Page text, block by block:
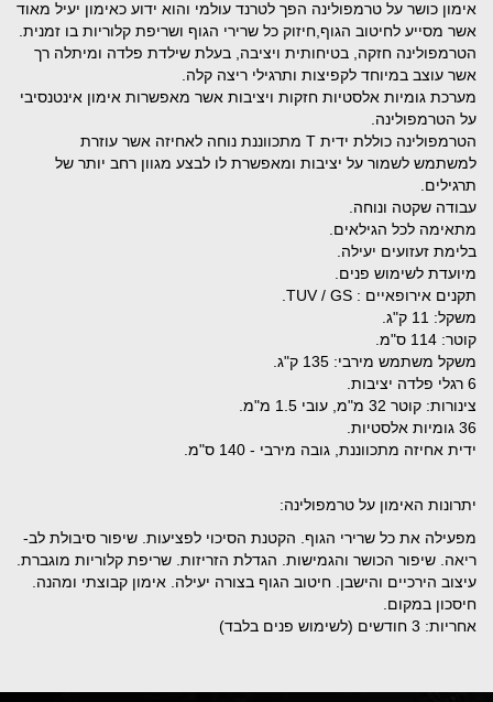
אימון כושר על טרמפולינה הפך לטרנד עולמי והוא ידוע כאימון יעיל מאוד
אשר מסייע לחיטוב הגוף,חיזוק כל שרירי הגוף ושריפת קלוריות בו זמנית.
הטרמפולינה חזקה, בטיחותית ויציבה, בעלת שילדת פלדה ומיתלה רך
אשר עוצב במיוחד לקפיצות ותרגילי ריצה קלה.
מערכת גומיות אלסטיות חזקות ויציבות אשר מאפשרות אימון אינטנסיבי
על הטרמפולינה.
הטרמפולינה כוללת ידית T מתכווננת נוחה לאחיזה אשר עוזרת
למשתמש לשמור על יציבות ומאפשרת לו לבצע מגוון רחב יותר של
תרגילים.
עבודה שקטה ונוחה.
מתאימה לכל הגילאים.
בלימת זעזועים יעילה.
מיועדת לשימוש פנים.
תקנים אירופאיים : TUV / GS.
משקל: 11 ק"ג.
קוטר: 114 ס"מ.
משקל משתמש מירבי: 135 ק"ג.
6 רגלי פלדה יציבות.
צינורות: קוטר 32 מ"מ, עובי 1.5 מ"מ.
36 גומיות אלסטיות.
ידית אחיזה מתכווננת, גובה מירבי - 140 ס"מ.
יתרונות האימון על טרמפולינה:
מפעילה את כל שרירי הגוף. הקטנת הסיכוי לפציעות. שיפור סיבולת לב-
ריאה. שיפור הכושר והגמישות. הגדלת הזריזות. שריפת קלוריות מוגברת.
עיצוב הירכיים והישבן. חיטוב הגוף בצורה יעילה. אימון קבוצתי ומהנה.
חיסכון במקום.
אחריות: 3 חודשים (לשימוש פנים בלבד)